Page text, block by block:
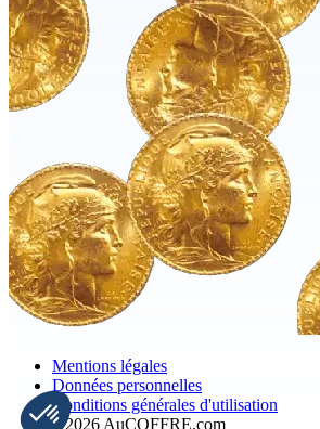
Mentions légales
Données personnelles
Conditions générales d'utilisation
©2026 AuCOFFRE.com